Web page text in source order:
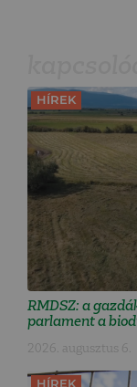
HÍREK
RMDSZ: a
parlament a
2026. augusztus 6.
HÍREK